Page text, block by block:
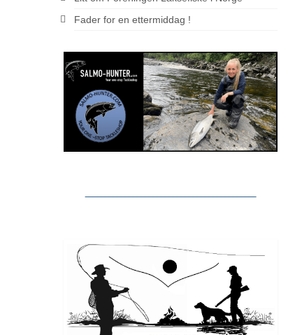
Fader for en ettermiddag !